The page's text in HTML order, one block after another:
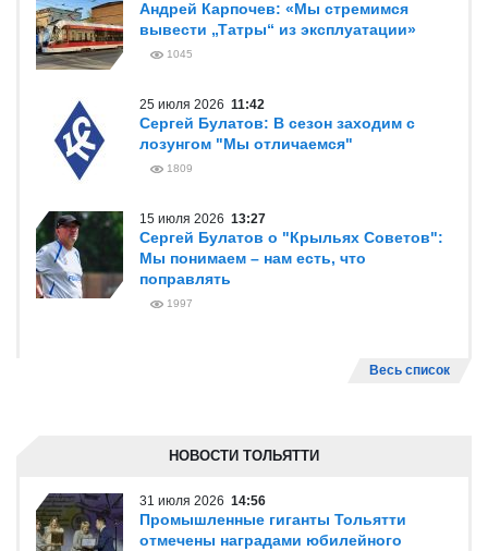
Андрей Карпочев: «Мы стремимся
вывести „Татры“ из эксплуатации»
1045
25 июля 2026 11:42
Сергей Булатов: В сезон заходим с
лозунгом "Мы отличаемся"
1809
15 июля 2026 13:27
Сергей Булатов о "Крыльях Советов":
Мы понимаем – нам есть, что
поправлять
1997
Весь список
НОВОСТИ ТОЛЬЯТТИ
31 июля 2026 14:56
Промышленные гиганты Тольятти
отмечены наградами юбилейного